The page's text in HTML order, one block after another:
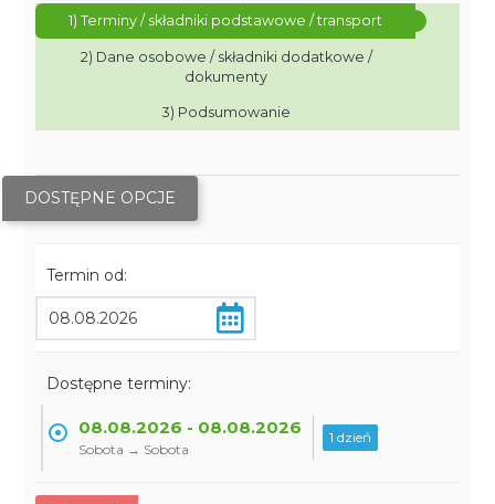
1) Terminy / składniki podstawowe / transport
2) Dane osobowe / składniki dodatkowe /
dokumenty
3) Podsumowanie
DOSTĘPNE OPCJE
Termin od:
Dostępne terminy:
08.08.2026 - 08.08.2026
Sobota → Sobota
1 dzień